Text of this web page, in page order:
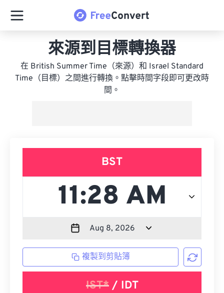
來源到目標轉換器
在 British Summer Time（來源）和 Israel Standard
Time（目標）之間進行轉換。點擊時間字段即可更改時
間。
BST
複製到剪貼簿
IST*/ IDT